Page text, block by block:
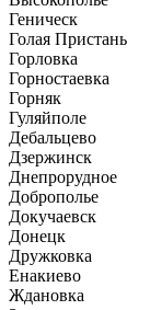
Геническ
Голая Пристань
Горловка
Горностаевка
Горняк
Гуляйполе
Дебальцево
Дзержинск
Днепрорудное
Доброполье
Докучаевск
Донецк
Дружковка
Енакиево
Ждановка